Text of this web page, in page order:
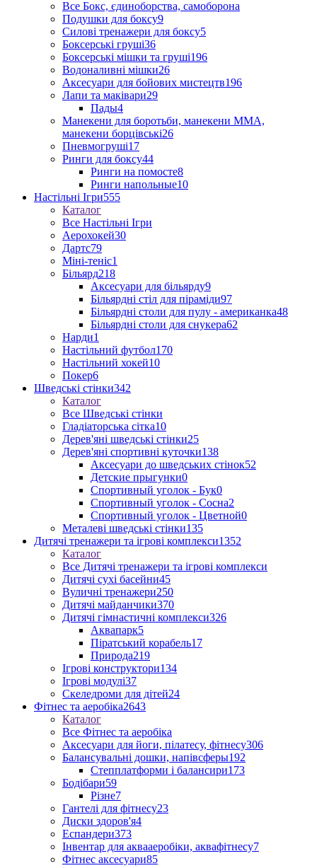
Все Бокс, єдиноборства, самоборона
Подушки для боксу9
Силові тренажери для боксу5
Боксерські груші36
Боксерські мішки та груші196
Водоналивні мішки26
Аксесуари для бойових мистецтв196
Лапи та маківари29
Пады4
Манекени для боротьби, манекени ММА,
манекени борцівські26
Пневмогруші17
Ринги для боксу44
Ринги на помосте8
Ринги напольные10
Настільні Ігри555
Каталог
Все Настільні Ігри
Аерохокей30
Дартс79
Міні-теніс1
Більярд218
Аксесуари для більярду9
Більярдні стіл для піраміди97
Більярдні столи для пулу - американка48
Більярдні столи для снукера62
Нарди1
Настільний футбол170
Настільний хокей10
Покер6
Шведські стінки342
Каталог
Все Шведські стінки
Гладіаторська сітка10
Дерев'яні шведські стінки25
Дерев'яні спортивні куточки138
Аксесуари до шведських стінок52
Детские прыгунки0
Спортивный уголок - Бук0
Спортивный уголок - Сосна2
Спортивный уголок - Цветной0
Металеві шведські стінки135
Дитячі тренажери та ігрові комплекси1352
Каталог
Все Дитячі тренажери та ігрові комплекси
Дитячі сухі басейни45
Вуличні тренажери250
Дитячі майданчики370
Дитячі гімнастичні комплекси326
Аквапарк5
Піратський корабель17
Природа219
Ігрові конструктори134
Ігрові модулі37
Скеледроми для дітей24
Фітнес та аеробіка2643
Каталог
Все Фітнес та аеробіка
Аксесуари для йоги, пілатесу, фітнесу306
Балансувальні дошки, напівсферы192
Степплатформи і балансири173
Бодібари59
Різне7
Гантелі для фітнесу23
Диски здоров'я4
Еспандери373
Інвентар для аквааеробіки, аквафітнесу7
Фітнес аксесуари85